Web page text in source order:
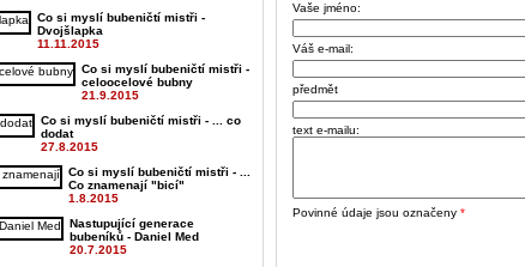
Co si myslí bubeničtí mistři -
Dvojšlapka
11.11.2015
Co si myslí bubeničtí mistři -
celoocelové bubny
21.9.2015
Co si myslí bubeničtí mistři - ... co
dodat
27.8.2015
Co si myslí bubeničtí mistři - ...
Co znamenají "bicí"
1.8.2015
Nastupující generace
bubeníků - Daniel Med
20.7.2015
Vaše jméno:
Váš e-mail:
předmět
text e-mailu:
Povinné údaje jsou označeny *